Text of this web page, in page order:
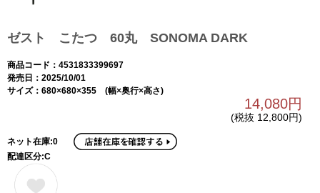
ゼスト こたつ 60丸 SONOMA DARK
商品コード：4531833399697
発売日：2025/10/01
サイズ：680×680×355 (幅×奥行×高さ)
14,080円
(税抜 12,800円)
ネット在庫:0
配達区分:C